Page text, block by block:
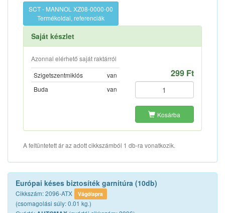
SCT - MANNOL XZ08-0000-00
Termékoldal, referenciák
Saját készlet
Azonnal elérhető saját raktárról
Szigetszentmiklós
van
Buda
van
299 Ft
Kosárba
A feltüntetett ár az adott cikkszámból 1 db-ra vonatkozik.
Európai késes biztosíték garnitúra (10db)
Cikkszám: 2096-ATX Vágólapra
(csomagolási súly: 0.01 kg.)